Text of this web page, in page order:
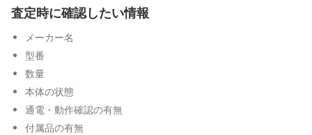
査定時に確認したい情報
メーカー名
型番
数量
本体の状態
通電・動作確認の有無
付属品の有無